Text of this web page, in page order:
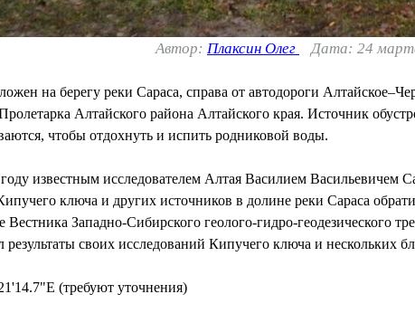
Автор: Плаксин Олег Дата: 24
на берегу реки Сараса, справа от автодороги
Алтайского района Алтайского края. Источник
чтобы отдохнуть и испить родниковой воды.
известным исследователем Алтая Василием
ключа и других источников в долине реки Сараса
Западно-Сибирского геолого-гидро-геодезического
своих исследований Кипучего ключа и нескольких
(требуют уточнения)